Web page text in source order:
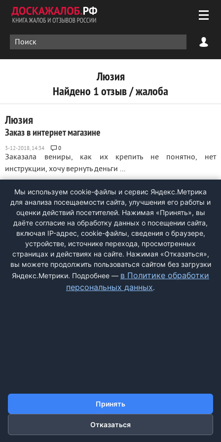
Люзия
Найдено 1 отзыв / жалоба
Люзия
Заказ в интернет магазине
0
Заказала вениры, как их крепить не понятно, нет
инструкции, хочу вернуть деньги ...
ДОБАВИТЬ ЖАЛОБУ
КОНТАКТЫ
Мы используем cookie-файлы и сервис Яндекс.Метрика
для анализа посещаемости сайта, улучшения его работы и
оценки действий посетителей. Нажимая «Принять», вы
даёте согласие на обработку данных о посещении сайта,
включая IP-адрес, cookie-файлы, сведения о браузере,
устройстве, источнике перехода, просмотренных
страницах и действиях на сайте. Нажимая «Отказаться»,
вы можете продолжить пользоваться сайтом без загрузки
Яндекс.Метрики. Подробнее — в Политике обработки
персональных данных.
Принять
Отказаться